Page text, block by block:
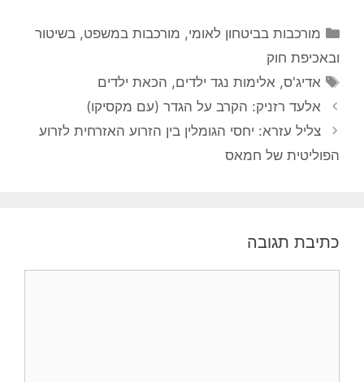
קטגוריות
מורכבות בביטחון לאומי, מורכבות במשפט, בשיטור
ובאכיפת חוק
תגיות
אדיג'ס, אלימות נגד ילדים, הכאת ילדים
אלעד רזניק: הקרב על הגדר (עם מקסיקו)
צליל עזרא: יחסי הגומלין בין הזרוע האזרחית לזרוע
הפוליטית של חמאס
כתיבת תגובה